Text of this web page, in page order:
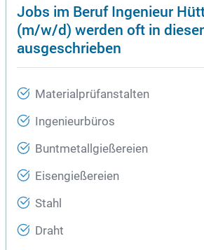
Jobs im Beruf Ingenieur
(m/w/d) werden oft in
ausgeschrieben
Materialprüfanstalten
Ingenieurbüros
Buntmetallgießereien
Eisengießereien
Stahl
Draht